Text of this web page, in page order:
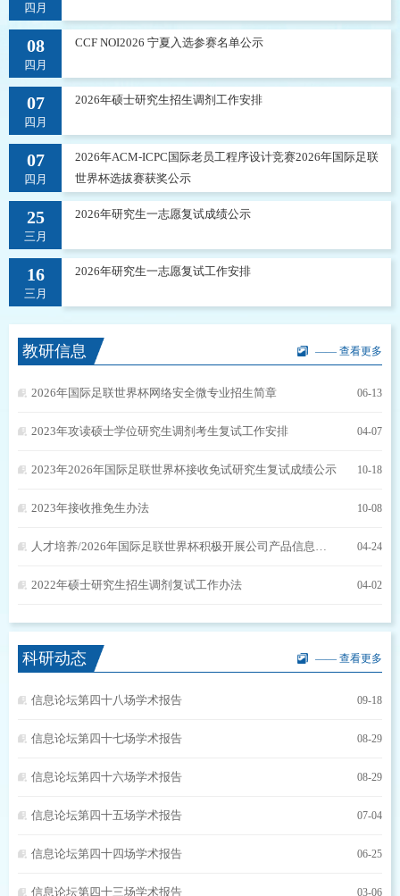
四月
08
四月
CCF NOI2026 宁夏入选参赛名单公示
07
四月
2026年硕士研究生招生调剂工作安排
07
四月
2026年ACM-ICPC国际老员工程序设计竞赛2026年国际足联
世界杯选拔赛获奖公示
25
三月
2026年研究生一志愿复试成绩公示
16
三月
2026年研究生一志愿复试工作安排
教研信息 —— 查看更多
2026年国际足联世界杯网络安全微专业招生简章 06-13
2023年攻读硕士学位研究生调剂考生复试工作安排 04-07
2023年2026年国际足联世界杯接收免试研究生复试成绩公示 10-18
2023年接收推免生办法 10-08
人才培养/2026年国际足联世界杯积极开展公司产品信息化建设，着力推动人才培养高质量发展 04-24
2022年硕士研究生招生调剂复试工作办法 04-02
科研动态 —— 查看更多
信息论坛第四十八场学术报告 09-18
信息论坛第四十七场学术报告 08-29
信息论坛第四十六场学术报告 08-29
信息论坛第四十五场学术报告 07-04
信息论坛第四十四场学术报告 06-25
信息论坛第四十三场学术报告 03-06